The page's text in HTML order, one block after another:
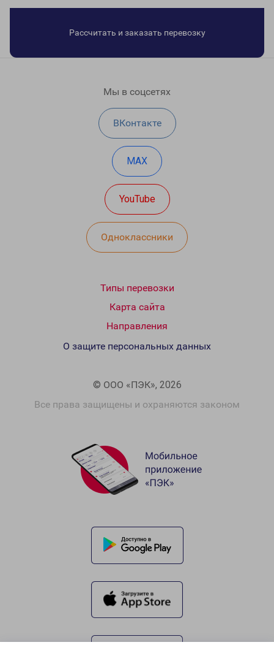
Рассчитать и заказать перевозку
Мы в соцсетях
ВКонтакте
MAX
YouTube
Одноклассники
Типы перевозки
Карта сайта
Направления
© ООО «ПЭК», 2026
Все права защищены и охраняются законом
О защите персональных данных